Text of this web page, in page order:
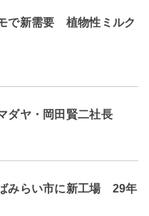
で新需要 植物性ミルク
ダヤ・岡田賢二社長
みらい市に新工場 29年